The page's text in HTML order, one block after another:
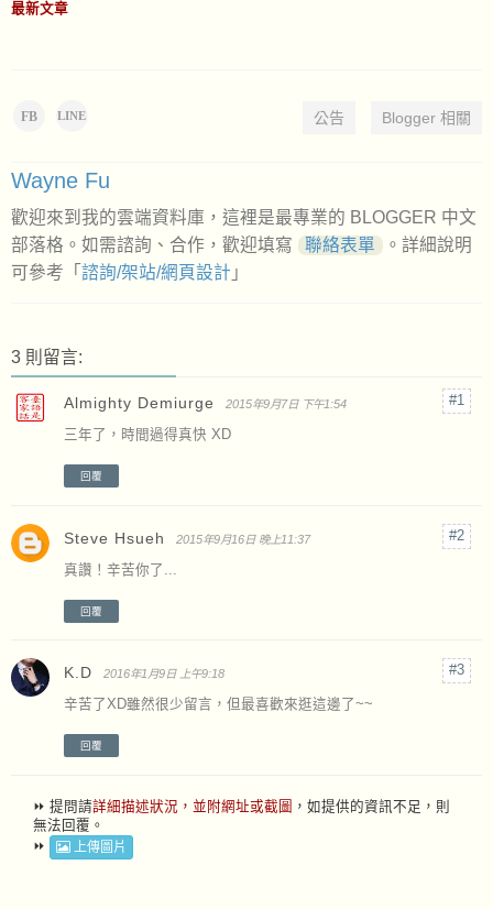
最新文章
FB LINE 公告 Blogger 相關
Wayne Fu
歡迎來到我的雲端資料庫，這裡是最專業的 BLOGGER 中文
部落格。如需諮詢、合作，歡迎填寫
聯絡表單
。詳細說明
可參考「 諮詢/架站/網頁設計 」
3 則留言:
Almighty Demiurge 2015年9月7日 下午1:54
三年了，時間過得真快 XD
回覆
Steve Hsueh 2015年9月16日 晚上11:37
真讚！辛苦你了...
回覆
K.D 2016年1月9日 上午9:18
辛苦了XD雖然很少留言，但最喜歡來逛這邊了~~
回覆
⏩ 提問請詳細描述狀況，並附網址或截圖 ，如提供的資訊不足，則
無法回覆。
⏩
上傳圖片